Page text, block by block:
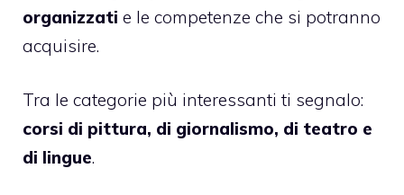
organizzati e le competenze che si potranno
acquisire.
Tra le categorie più interessanti ti segnalo:
corsi di pittura, di giornalismo, di teatro e
di lingue.